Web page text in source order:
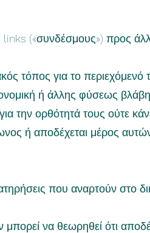
(«συνδέσμους») προς
τόπος για το
ή άλλης φύσεως
την ορθότητά τους ούτε
ή αποδέχεται μέρος
που αναρτούν στο
να θεωρηθεί ότι